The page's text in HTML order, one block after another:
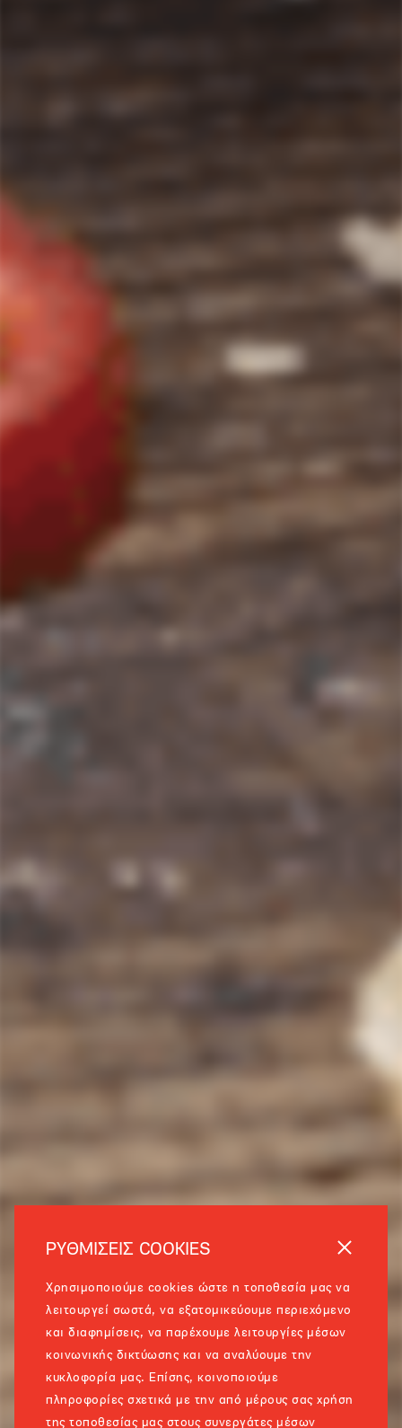
ΡΥΘΜΙΣΕΙΣ COOKIES
Χρησιμοποιούμε cookies ώστε η τοποθεσία μας να
λειτουργεί σωστά, να εξατομικεύουμε περιεχόμενο
και διαφημίσεις, να παρέχουμε λειτουργίες μέσων
κοινωνικής δικτύωσης και να αναλύουμε την
κυκλοφορία μας. Επίσης, κοινοποιούμε
πληροφορίες σχετικά με την από μέρους σας χρήση
της τοποθεσίας μας στους συνεργάτες μέσων